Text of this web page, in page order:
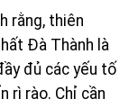
rằng, thiên
Đà Thành là
đủ các yếu tố
rì rào. Chỉ cần